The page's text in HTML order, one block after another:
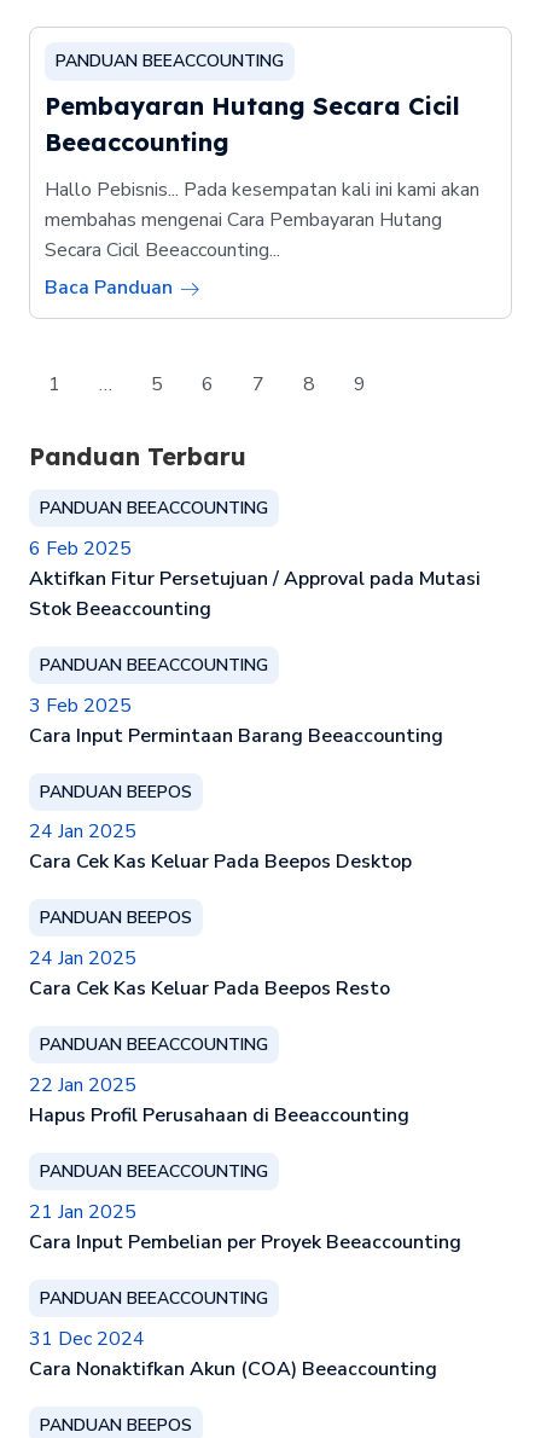
PANDUAN BEEACCOUNTING
Pembayaran Hutang Secara Cicil
Beeaccounting
Hallo Pebisnis... Pada kesempatan kali ini kami akan
membahas mengenai Cara Pembayaran Hutang
Secara Cicil Beeaccounting...
Baca Panduan
1 … 5 6 7 8 9
Panduan Terbaru
PANDUAN BEEACCOUNTING
6 Feb 2025
Aktifkan Fitur Persetujuan / Approval pada Mutasi
Stok Beeaccounting
PANDUAN BEEACCOUNTING
3 Feb 2025
Cara Input Permintaan Barang Beeaccounting
PANDUAN BEEPOS
24 Jan 2025
Cara Cek Kas Keluar Pada Beepos Desktop
PANDUAN BEEPOS
24 Jan 2025
Cara Cek Kas Keluar Pada Beepos Resto
PANDUAN BEEACCOUNTING
22 Jan 2025
Hapus Profil Perusahaan di Beeaccounting
PANDUAN BEEACCOUNTING
21 Jan 2025
Cara Input Pembelian per Proyek Beeaccounting
PANDUAN BEEACCOUNTING
31 Dec 2024
Cara Nonaktifkan Akun (COA) Beeaccounting
PANDUAN BEEPOS